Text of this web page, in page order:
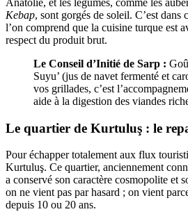
Kebap, sont gorgés de soleil. C’est dans
l’on comprend que la cuisine turque est
respect du produit brut.
Le Conseil d’Initié de Sarp :
Suyu’ (jus de navet fermenté et
vos grillades, c’est
aide à la digestion des viandes
Le quartier de Kurtuluş : le
Pour échapper totalement aux flux
Kurtuluş. Ce quartier, anciennement
a conservé son caractère cosmopolite et
on ne vient pas par hasard ; on vient
depuis 10 ou 20 ans.